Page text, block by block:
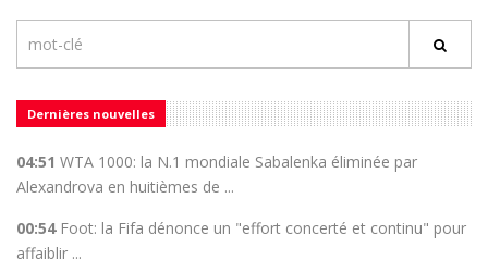
Dernières nouvelles
04:51 WTA 1000: la N.1 mondiale Sabalenka éliminée par
Alexandrova en huitièmes de ...
00:54 Foot: la Fifa dénonce un "effort concerté et continu" pour
affaiblir ...